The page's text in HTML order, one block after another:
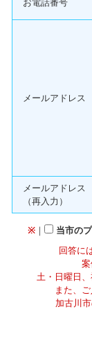
お電話番号
メールアドレス
メールアドレス
（再入力）
※ ｜ 当市の
回答に
土・日曜日
また、
加古川